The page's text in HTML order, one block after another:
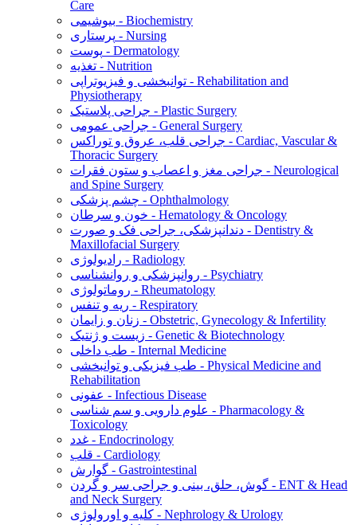
Care
بیوشیمی - Biochemistry
پرستاری - Nursing
پوست - Dermatology
تغذیه - Nutrition
توانبخشی و فیزیوتراپی - Rehabilitation and
Physiotherapy
جراحی پلاستیک - Plastic Surgery
جراحی عمومی - General Surgery
جراحی قلب، عروق و توراکس - Cardiac, Vascular &
Thoracic Surgery
جراحی مغز و اعصاب و ستون فقرات - Neurological
and Spine Surgery
چشم پزشکی - Ophthalmology
خون و سرطان - Hematology & Oncology
دندانپزشکی، جراحی فک و صورت - Dentistry &
Maxillofacial Surgery
رادیولوژی - Radiology
روانپزشکی و روانشناسی - Psychiatry
روماتولوژی - Rheumatology
ریه و تنفس - Respiratory
زنان و زایمان - Obstetric, Gynecology & Infertility
زیست و ژنتیک - Genetic & Biotechnology
طب داخلی - Internal Medicine
طب فیزیکی و توانبخشی - Physical Medicine and
Rehabilitation
عفونی - Infectious Disease
علوم دارویی و سم شناسی - Pharmacology &
Toxicology
غدد - Endocrinology
قلب - Cardiology
گوارش - Gastrointestinal
گوش، حلق، بینی و جراحی سر و گردن - ENT & Head
and Neck Surgery
کلیه و اورولوژی - Nephrology & Urology